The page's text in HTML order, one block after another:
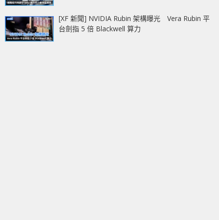
[XF 新聞] NVIDIA Rubin 架構曝光 Vera Rubin 平
台劍指 5 倍 Blackwell 算力